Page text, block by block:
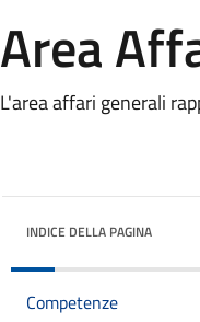
Area
L'area affari generali
INDICE DELLA PAGINA
Competenze